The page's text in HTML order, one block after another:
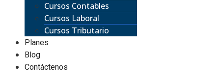
Cursos Contables
Cursos Laboral
Cursos Tributario
Planes
Blog
Contáctenos